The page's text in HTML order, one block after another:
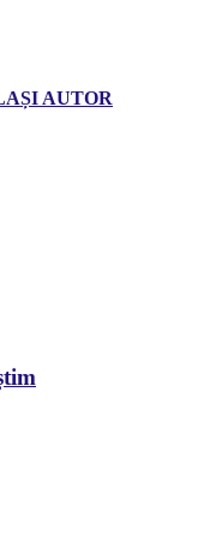
AUTOR